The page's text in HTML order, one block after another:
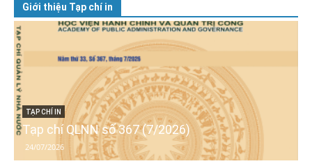
Giới thiệu Tạp chí in
TẠP CHÍ IN
Tạp chí QLNN số 367 (7/2026)
24/07/2026